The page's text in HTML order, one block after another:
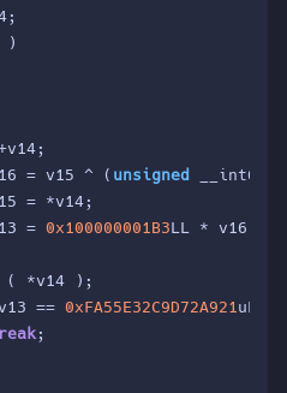
)
= v15 ^ (
unsigned
= *v14;
=
0x100000001B3LL * v16;
( *v14 );
== 0xFA55E32C9D72A921 uLL )
;